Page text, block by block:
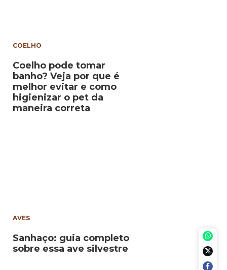
COELHO
Coelho pode tomar
banho? Veja por que é
melhor evitar e como
higienizar o pet da
maneira correta
AVES
Sanhaço: guia completo
sobre essa ave silvestre